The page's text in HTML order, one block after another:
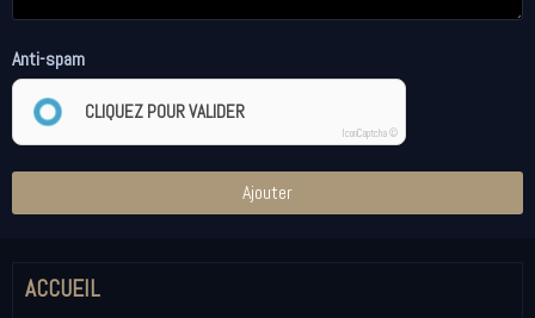
Anti-spam
CLIQUEZ POUR VALIDER
IconCaptcha ©
Ajouter
ACCUEIL